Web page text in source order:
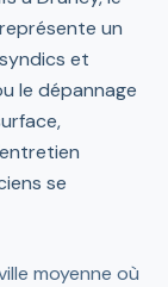
un
et
le dépannage
se
moyenne où